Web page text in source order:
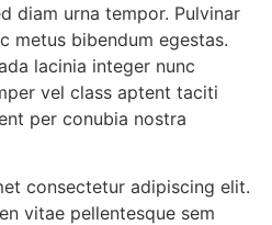
diam urna tempor. Pulvinar
metus bibendum egestas.
lacinia integer nunc
vel class aptent taciti
per conubia nostra
consectetur adipiscing elit.
vitae pellentesque sem